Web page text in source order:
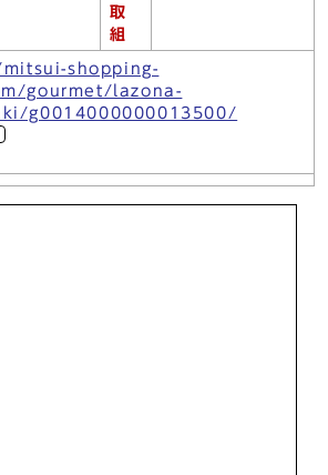
取
組
shopping-
gourmet/lazona-
g0014000000013500/